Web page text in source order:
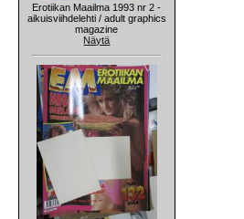
Erotiikan Maailma 1993 nr 2 -
aikuisviihdelehti / adult graphics
magazine
Näytä